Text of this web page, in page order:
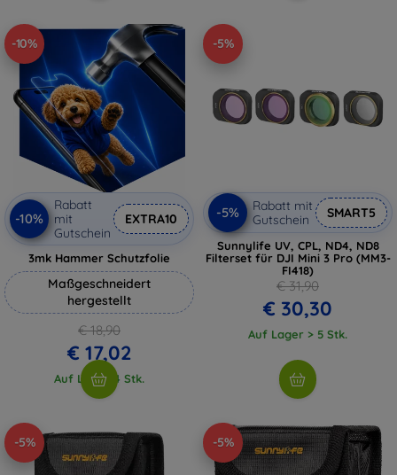
-10%
-10%
Rabatt
mit
Gutschein
EXTRA10
3mk Hammer Schutzfolie
Maßgeschneidert
hergestellt
€ 18,90
€ 17,02
Auf Lager 4 Stk.
-5%
-5%
Rabatt mit
Gutschein
SMART5
Sunnylife UV, CPL, ND4, ND8
Filterset für DJI Mini 3 Pro (MM3-
FI418)
€ 31,90
€ 30,30
Auf Lager > 5 Stk.
-5% -5%